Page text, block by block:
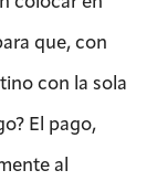
que, con
con la sola
El pago,
al